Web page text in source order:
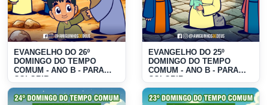
EVANGELHO DO 26º
DOMINGO DO TEMPO
COMUM - ANO B - PARA
COLORIR
EVANGELHO DO 25º
DOMINGO DO TEMPO
COMUM - ANO B - PARA
COLORIR